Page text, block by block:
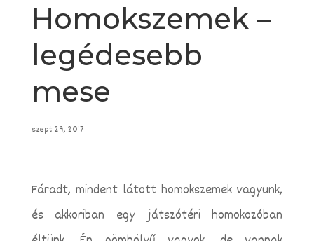
Homokszemek –
legédesebb
mese
szept 29, 2017
Fáradt, mindent látott homokszemek vagyunk,
és akkoriban egy játszótéri homokozóban